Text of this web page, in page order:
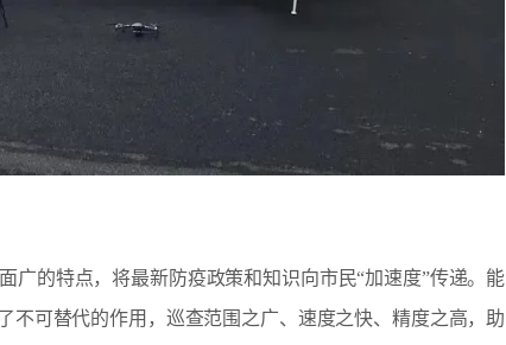
广的特点，将最新防疫政策和知识向市民“加速度”传递。能
不可替代的作用，巡查范围之广、速度之快、精度之高，助